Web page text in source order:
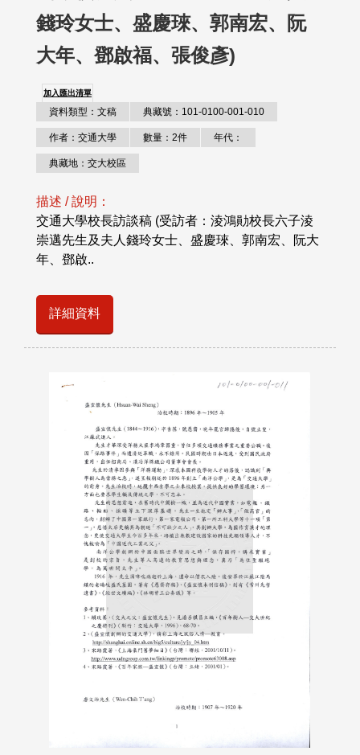
錢玲女士、盛慶琜、郭南宏、阮
大年、鄧啟福、張俊彥)
加入匯出清單
資料類型：文稿 典藏號：101-0100-001-010
作者：交通大學 數量：2件 年代：
典藏地：交大校區
描述 / 說明：
交通大學校長訪談稿 (受訪者：淩鴻勛校長六子淩
崇邁先生及夫人錢玲女士、盛慶琜、郭南宏、阮大
年、鄧啟..
詳細資料